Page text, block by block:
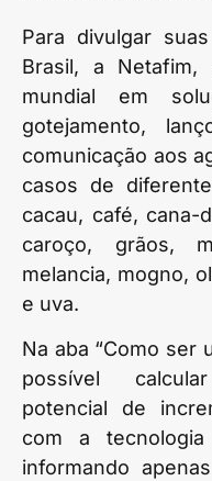
Para divulgar
Brasil, a Netafim,
mundial em
gotejamento,
comunicação aos
casos de
cacau, café, cana-
caroço, grãos,
melancia, mogno,
e uva.
Na aba “Como ser
possível
potencial de
com a
informando